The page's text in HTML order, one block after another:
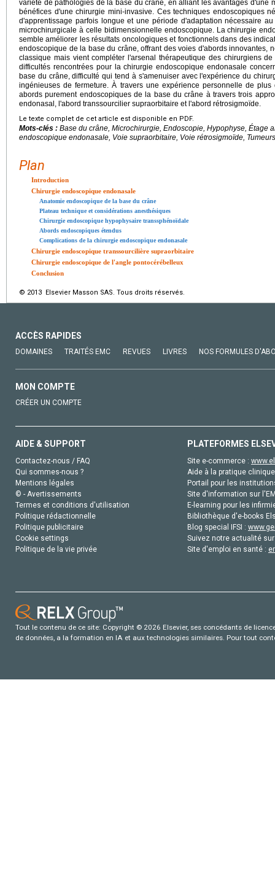
variété de pathologies de la base du crâne, en alliant les avantages d'une
bénéfices d'une chirurgie mini-invasive. Ces techniques endoscopiques
d'apprentissage parfois longue et une période d'adaptation nécessaire
microchirurgicale à celle bidimensionnelle endoscopique. La chirurgie
semble améliorer les résultats oncologiques et fonctionnels dans des
endoscopique de la base du crâne, offrant des voies d'abords innovantes,
classique mais vient compléter l'arsenal thérapeutique des chirurgiens
difficultés rencontrées pour la chirurgie endoscopique endonasale
base du crâne, difficulté qui tend à s'amenuiser avec l'expérience du
ingénieuses de fermeture. À travers une expérience personnelle de
abords purement endoscopiques de la base du crâne à travers trois
endonasal, l'abord transsourcilier supraorbitaire et l'abord rétrosigmoïde.
Le texte complet de cet article est disponible en PDF.
Mots-clés : Base du crâne, Microchirurgie, Endoscopie, Hypophyse, Étage
endoscopique endonasale, Voie supraorbitaire, Voie rétrosigmoïde,
Plan
Introduction
Chirurgie endoscopique endonasale
Anatomie endoscopique de la base du crâne
Plateau technique et considérations anesthésiques
Chirurgie endoscopique hypophysaire transsphénoïdale
Abords endoscopiques étendus
Complications de la chirurgie endoscopique endonasale
Chirurgie endoscopique transsourcilière supraorbitaire
Chirurgie endoscopique de l'angle pontocérébelleux
Conclusion
© 2013 Elsevier Masson SAS. Tous droits réservés.
ACCÈS RAPIDES
DOMAINES TRAITÉS EMC REVUES LIVRES NOS FORMULES
MON COMPTE
CRÉER UN COMPTE
AIDE & SUPPORT
Contactez-nous / FAQ
Qui sommes-nous ?
Mentions légales
© - Avertissements
Termes et conditions d'utilisation
Politique rédactionnelle
Politique publicitaire
Cookie settings
Politique de la vie privée
PLATEFORMES
Site e-commerce :
Aide à la pratique
Portail pour les
Site d'information sur
E-learning pour les
Bibliothèque d'e-books
Blog special IFSI :
Suivez notre actualité
Site d'emploi en santé :
Tout le contenu de ce site: Copyright © 2026 Elsevier, ses concédants de
de données, a la formation en IA et aux technologies similaires. Pour tout